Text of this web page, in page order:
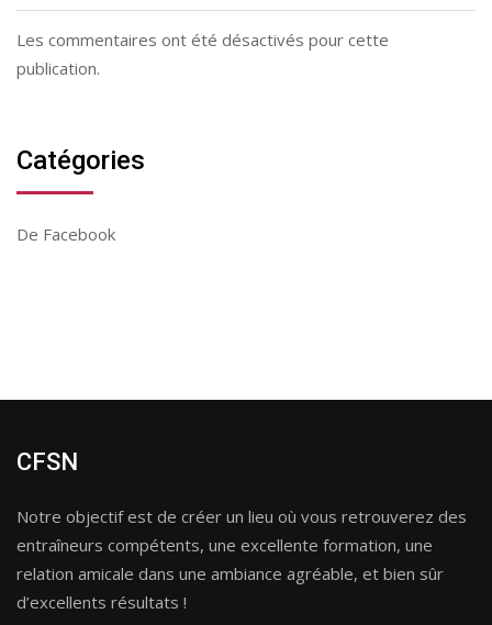
Les commentaires ont été désactivés pour cette
publication.
Catégories
De Facebook
CFSN
Notre objectif est de créer un lieu où vous retrouverez des
entraîneurs compétents, une excellente formation, une
relation amicale dans une ambiance agréable, et bien sûr
d’excellents résultats !